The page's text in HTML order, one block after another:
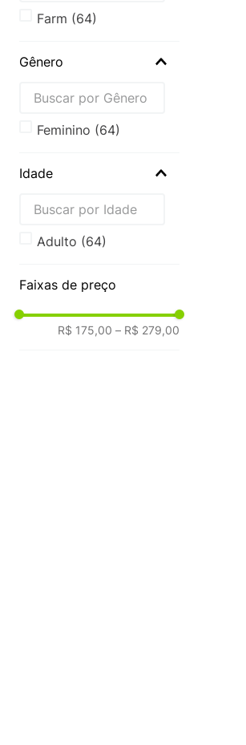
farm (64)
Gênero
Feminino (64)
Idade
Adulto (64)
Faixas de preço
R$ 175,00 – R$ 279,00